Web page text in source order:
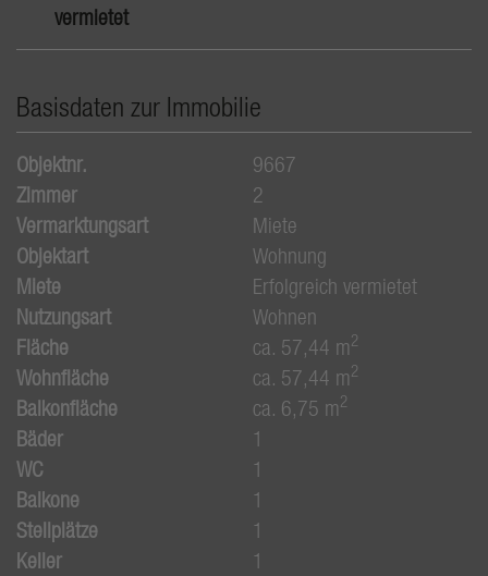
vermietet
Basisdaten zur Immobilie
Objektnr.
9667
Zimmer
2
Vermarktungsart
Miete
Objektart
Wohnung
Miete
Erfolgreich vermietet
Nutzungsart
Wohnen
Fläche
ca. 57,44 m2
Wohnfläche ca. 57,44 m2
Balkonfläche ca. 6,75 m2
Bäder
1
WC
1
Balkone
1
Stellplätze
1
Keller
1